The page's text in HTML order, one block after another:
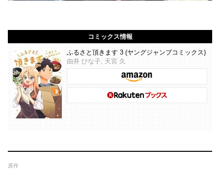
コミックス情報
ふるさと頂きます 3 (ヤングジャンプコミックス)
由井 ひな子, 天宮 久
原作